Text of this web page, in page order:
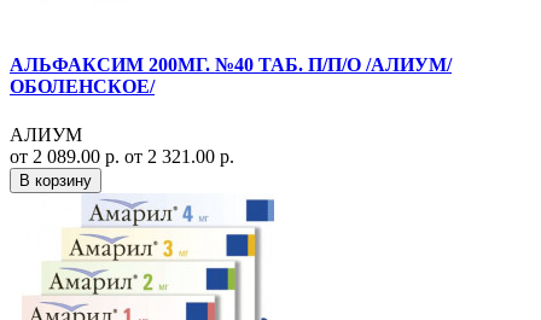
АЛЬФАКСИМ 200МГ. №40 ТАБ. П/П/О /АЛИУМ/
ОБОЛЕНСКОЕ/
АЛИУМ
от 2 089.00 р. от 2 321.00 р.
В корзину